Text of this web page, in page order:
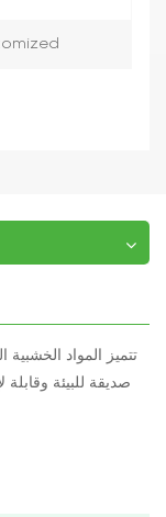
تتميز المواد الخشبية
صديقة للبيئة وقابلة